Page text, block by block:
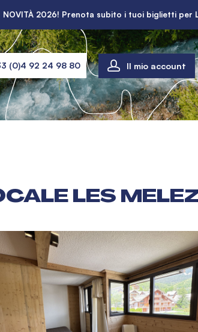
NOVITÀ 2026! Prenota subito i tuoi biglietti per
(0)4 92 24 98 80 Il mio account
LES